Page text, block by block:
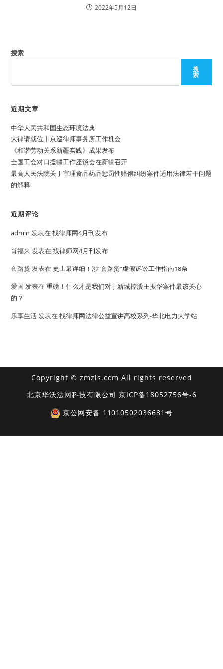
2022年5月12日
搜索
搜
索
近期文章
中华人民共和国生态环境法典
大律请就位丨京巡律师事务所工作机会
《和谐劳动关系新疆实践》成果发布
全国工会对口援疆工作座谈会在新疆召开
最高人民法院关于审理食品药品惩罚性赔偿纠纷案件适用法律若干问题
的解释
近期评论
admin 发表在找律师网4月刊发布
肖福来 发表在找律师网4月刊发布
套路贷 发表在 史上最详细！涉“套路贷”虚假诉讼工作指南18条
爱国 发表在重磅！什么才是我们对于新城控股王振华案件最该关心
的？
乐享生活 发表在找律师网法律公益宣讲高校系列-华北电力大学站
Copyright © zmzls.com All rights reserved
北京华沃法网科技有限公司 京ICP备18052756号-6
京公网安备 11010502036681号